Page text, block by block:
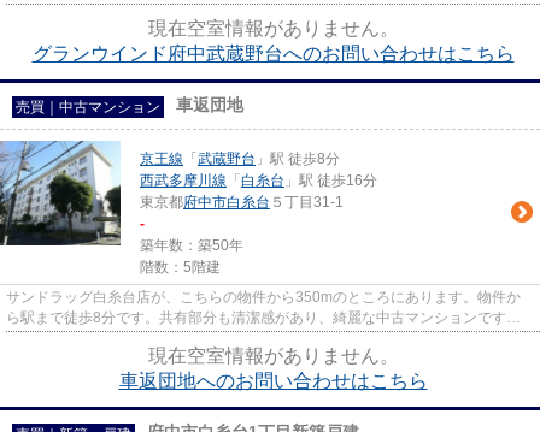
現在空室情報がありません。
グランウインド府中武蔵野台へのお問い合わせはこちら
売買｜中古マンション 車返団地
京王線 「 武蔵野台 」駅 徒歩8分
西武多摩川線 「 白糸台 」駅 徒歩16分
東京都府中市白糸台 ５丁目31-1
-
築年数：築50年
階数：5階建
サンドラッグ白糸台店が、こちらの物件から350mのところにあります。物件か
ら駅まで徒歩8分です。共有部分も清潔感があり、綺麗な中古マンションです。
現在空室情報がありません。
車返団地へのお問い合わせはこちら